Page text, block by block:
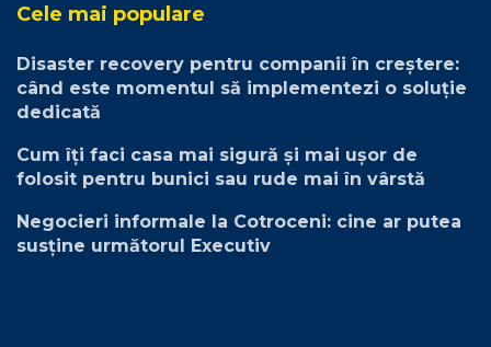
Cele mai populare
Disaster recovery pentru companii în creștere:
când este momentul să implementezi o soluție
dedicată
Cum îți faci casa mai sigură și mai ușor de
folosit pentru bunici sau rude mai în vârstă
Negocieri informale la Cotroceni: cine ar putea
susține următorul Executiv